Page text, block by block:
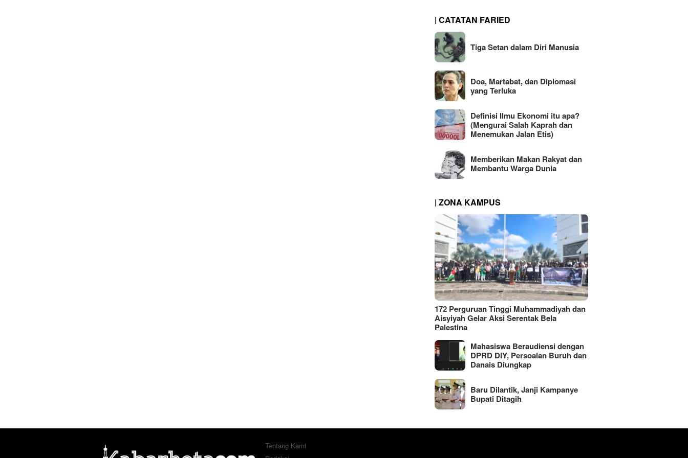
| CATATAN FARIED
Tiga Setan dalam Diri Manusia
Doa, Martabat, dan Diplomasi
yang Terluka
Definisi Ilmu Ekonomi itu apa?
(Mengurai Salah Kaprah dan
Menemukan Jalan Etis)
Memberikan Makan Rakyat dan
Membantu Warga Dunia
| ZONA KAMPUS
172 Perguruan Tinggi Muhammadiyah dan
Aisyiyah Gelar Aksi Serentak Bela
Palestina
Mahasiswa Beraudiensi dengan
DPRD DIY, Persoalan Buruh dan
Danais Diungkap
Baru Dilantik, Janji Kampanye
Bupati Ditagih
Tentang Kami